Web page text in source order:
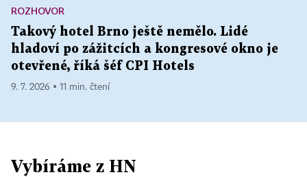
ROZHOVOR
Takový hotel Brno ještě nemělo. Lidé
hladoví po zážitcích a kongresové okno je
otevřené, říká šéf CPI Hotels
9. 7. 2026 ▪ 11 min. čtení
Vybíráme z HN